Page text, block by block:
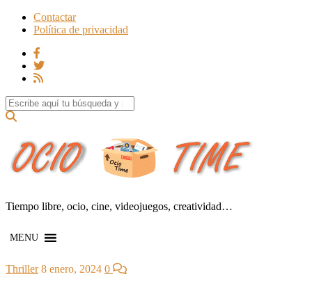
Contactar
Política de privacidad
Search for:
Tiempo libre, ocio, cine, videojuegos, creatividad…
MENU
Thriller 8 enero, 2024 0